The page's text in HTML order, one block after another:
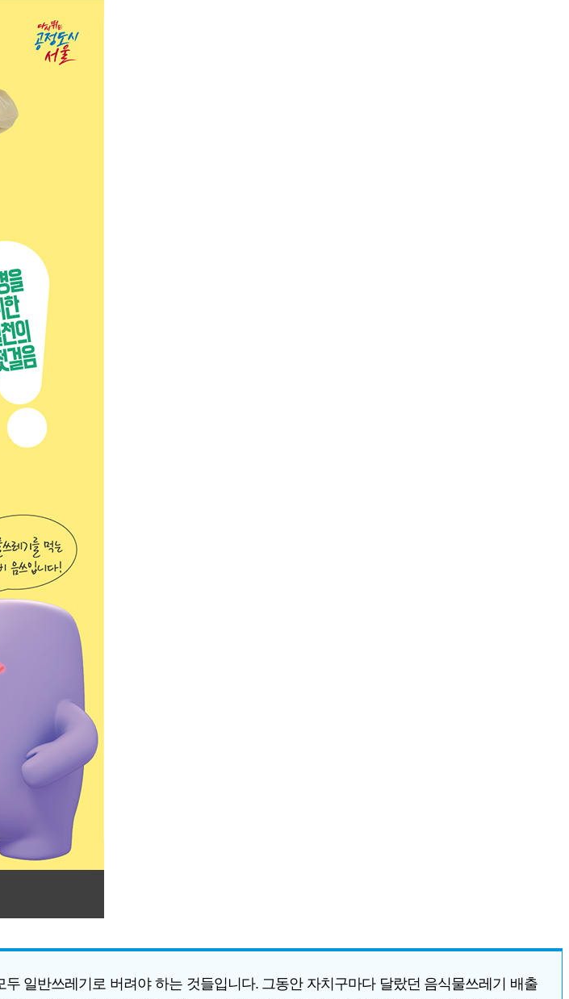
일반쓰레기로 버려야 하는 것들입니다. 그동안 자치구마다 달랐던 음식물쓰레기 배출